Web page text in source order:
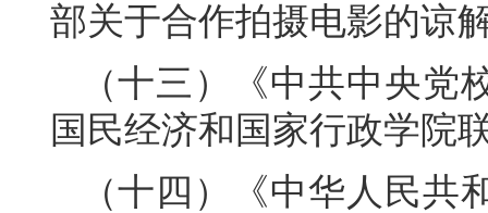
部关于合作拍摄电影的谅
（十三）《中共中央
国民经济和国家行政学院
（十四）《中华人民